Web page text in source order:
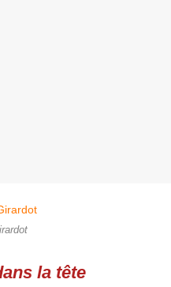
la tête